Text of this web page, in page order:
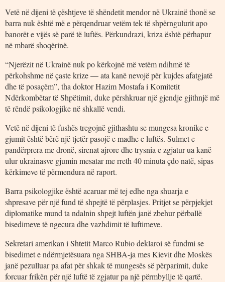
Vetë në dijeni të çështjeve të shëndetit mendor në Ukrainë thonë se
barra nuk është më e përqendruar vetëm tek të shpërngulurit apo
banorët e vijës së parë të luftës. Përkundrazi, kriza është përhapur
në mbarë shoqërinë.
“Njerëzit në Ukrainë nuk po kërkojnë më vetëm ndihmë të
përkohshme në çaste krize — ata kanë nevojë për kujdes afatgjatë
dhe të posaçëm”, tha doktor Hazim Mostafa i Komitetit
Ndërkombëtar të Shpëtimit, duke përshkruar një gjendje gjithnjë më
të rëndë psikologjike në shkallë vendi.
Vetë në dijeni të fushës tregojnë gjithashtu se mungesa kronike e
gjumit është bërë një tjetër pasojë e madhe e luftës. Sulmet e
pandërprera me dronë, sirenat ajrore dhe trysnia e zgjatur ua kanë
ulur ukrainasve gjumin mesatar me rreth 40 minuta çdo natë, sipas
kërkimeve të përmendura në raport.
Barra psikologjike është acaruar më tej edhe nga shuarja e
shpresave për një fund të shpejtë të përplasjes. Pritjet se përpjekjet
diplomatike mund ta ndalnin shpejt luftën janë zbehur përballë
bisedimeve të ngecura dhe vazhdimit të luftimeve.
Sekretari amerikan i Shtetit Marco Rubio deklaroi së fundmi se
bisedimet e ndërmjetësuara nga SHBA-ja mes Kievit dhe Moskës
janë pezulluar pa afat për shkak të mungesës së përparimit, duke
forcuar frikën për një luftë të zgjatur pa një përmbyllje të qartë.